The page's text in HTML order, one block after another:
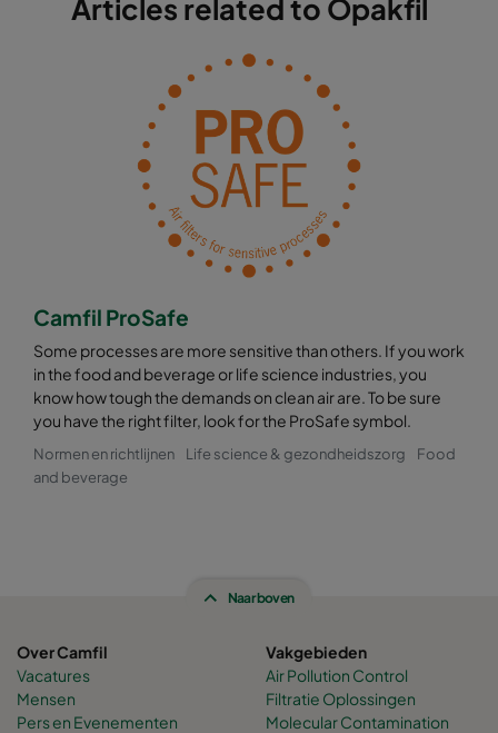
Articles related to Opakfil
Camfil ProSafe
Some processes are more sensitive than others. If you work
in the food and beverage or life science industries, you
know how tough the demands on clean air are. To be sure
you have the right filter, look for the ProSafe symbol.
Normen en richtlijnen Life science & gezondheidszorg
Food
and beverage
Naar boven
Over Camfil
Vacatures
Mensen
Pers en Evenementen
Vakgebieden
Air Pollution Control
Filtratie Oplossingen
Molecular Contamination